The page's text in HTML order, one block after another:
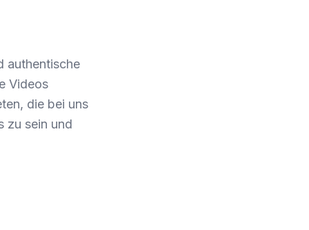
authentische
Videos
die bei uns
zu sein und